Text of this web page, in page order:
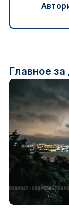
Главное за